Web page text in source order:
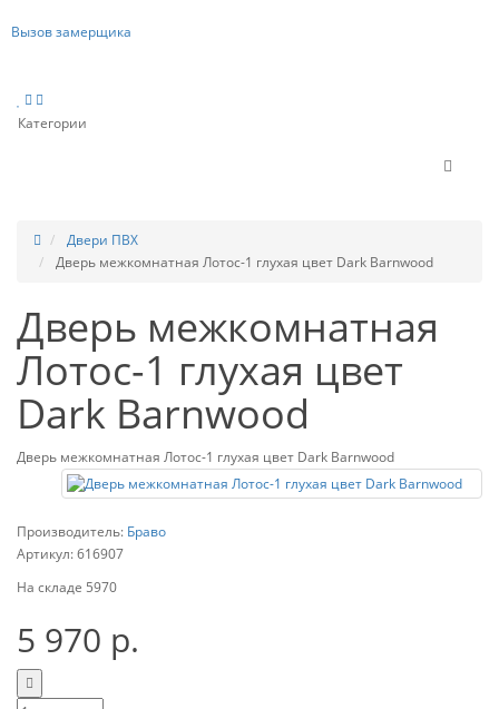
Вызов замерщика
Категории
Двери ПВХ
Дверь межкомнатная Лотос-1 глухая цвет Dark Barnwood
Дверь межкомнатная
Лотос-1 глухая цвет
Dark Barnwood
Дверь межкомнатная Лотос-1 глухая цвет Dark Barnwood
Производитель: Браво
Артикул:616907
На складе 5970
5 970 р.